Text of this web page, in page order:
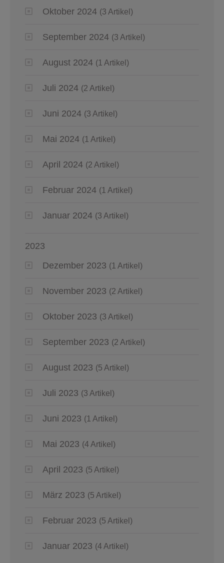
Oktober 2024 (3 Artikel)
September 2024 (3 Artikel)
August 2024 (1 Artikel)
Juli 2024 (2 Artikel)
Juni 2024 (3 Artikel)
Mai 2024 (1 Artikel)
April 2024 (2 Artikel)
Februar 2024 (1 Artikel)
Januar 2024 (3 Artikel)
2023
Dezember 2023 (1 Artikel)
November 2023 (2 Artikel)
Oktober 2023 (3 Artikel)
September 2023 (2 Artikel)
August 2023 (5 Artikel)
Juli 2023 (3 Artikel)
Juni 2023 (1 Artikel)
Mai 2023 (4 Artikel)
April 2023 (5 Artikel)
März 2023 (5 Artikel)
Februar 2023 (5 Artikel)
Januar 2023 (4 Artikel)